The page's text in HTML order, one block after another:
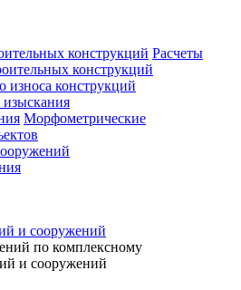
конструкций Расчеты
конструкций
износа конструкций
изыскания
Морфометрические
и сооружений
по комплексному
и сооружений